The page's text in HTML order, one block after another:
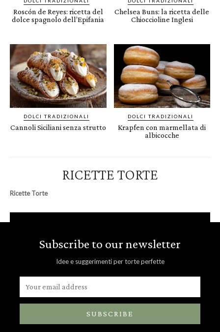
Roscón de Reyes: ricetta del
dolce spagnolo dell’Epifania
Chelsea Buns: la ricetta delle
Chioccioline Inglesi
DOLCI TRADIZIONALI
Cannoli Siciliani senza strutto
DOLCI TRADIZIONALI
Krapfen con marmellata di
albicocche
RICETTE TORTE
Ricette Torte
Subscribe to our newsletter
Idee e suggerimenti per torte perfette
SUBSCRIBE